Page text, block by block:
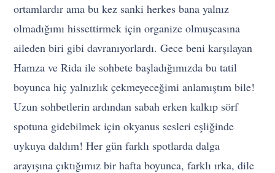
ortamlardır ama bu kez sanki herkes bana yalnız
olmadığımı hissettirmek için organize olmuşcasına
aileden biri gibi davranıyorlardı. Gece beni karşılayan
Hamza ve Rida ile sohbete başladığımızda bu tatil
boyunca hiç yalnızlık çekmeyeceğimi anlamıştım bile!
Uzun sohbetlerin ardından sabah erken kalkıp sörf
spotuna gidebilmek için okyanus sesleri eşliğinde
uykuya daldım! Her gün farklı spotlarda dalga
arayışına çıktığımız bir hafta boyunca, farklı ırka, dile